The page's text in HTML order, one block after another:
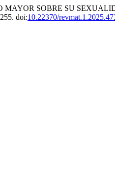
MAYOR SOBRE SU
doi:10.22370/